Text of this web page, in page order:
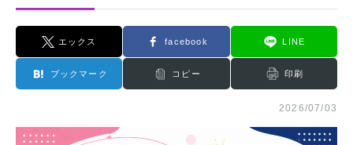
エックス facebook LINE
ブックマーク コピー 印刷
2026/07/03